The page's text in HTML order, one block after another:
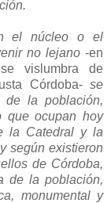
el núcleo o el
no lejano -en
vislumbra de
Córdoba-se
de la población,
que ocupan hoy
la Catedral y la
según existieron
de Córdoba,
de la población,
monumental y